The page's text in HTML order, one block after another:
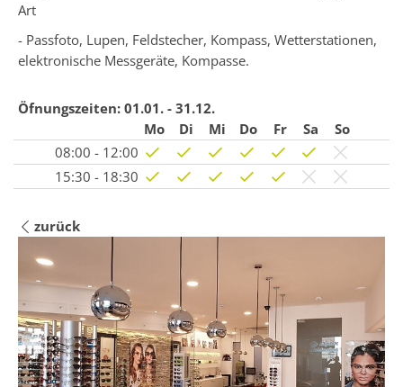
Art
- Passfoto, Lupen, Feldstecher, Kompass, Wetterstationen,
elektronische Messgeräte, Kompasse.
Öfnungszeiten: 01.01. - 31.12.
Mo
Di Mi Do Fr Sa
So
08:00 - 12:00
15:30 - 18:30
zurück